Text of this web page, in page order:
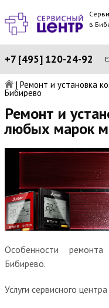
в
+7 [495] 120-24-92
| Ремонт и установка
Бибирево
Ремонт и
любых марок
Особенности
Бибирево.
Услуги сервисного